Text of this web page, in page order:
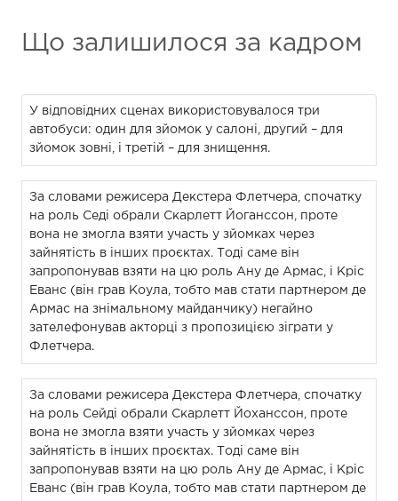
Що залишилося за кадром
У відповідних сценах використовувалося три
автобуси: один для зйомок у салоні, другий – для
зйомок зовні, і третій – для знищення.
За словами режисера Декстера Флетчера, спочатку
на роль Седі обрали Скарлетт Йоганссон, проте
вона не змогла взяти участь у зйомках через
зайнятість в інших проєктах. Тоді саме він
запропонував взяти на цю роль Ану де Армас, і Кріс
Еванс (він грав Коула, тобто мав стати партнером де
Армас на знімальному майданчику) негайно
зателефонував акторці з пропозицією зіграти у
Флетчера.
За словами режисера Декстера Флетчера, спочатку
на роль Сейді обрали Скарлетт Йоханссон, проте
вона не змогла взяти участь у зйомках через
зайнятість в інших проєктах. Тоді саме він
запропонував взяти на цю роль Ану де Армас, і Кріс
Еванс (він грав Коула, тобто мав стати партнером де